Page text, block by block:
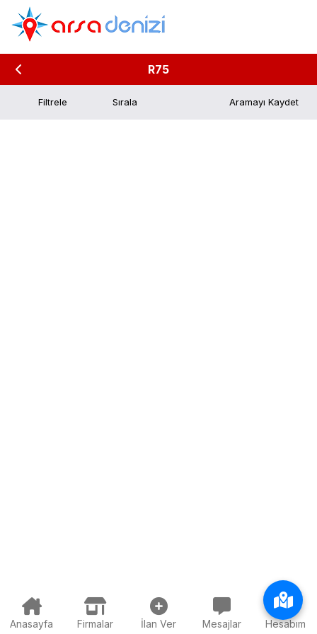
R75
Filtrele Aramayı Kaydet
Anasayfa Firmalar İlan Ver Mesajlar Hesabım